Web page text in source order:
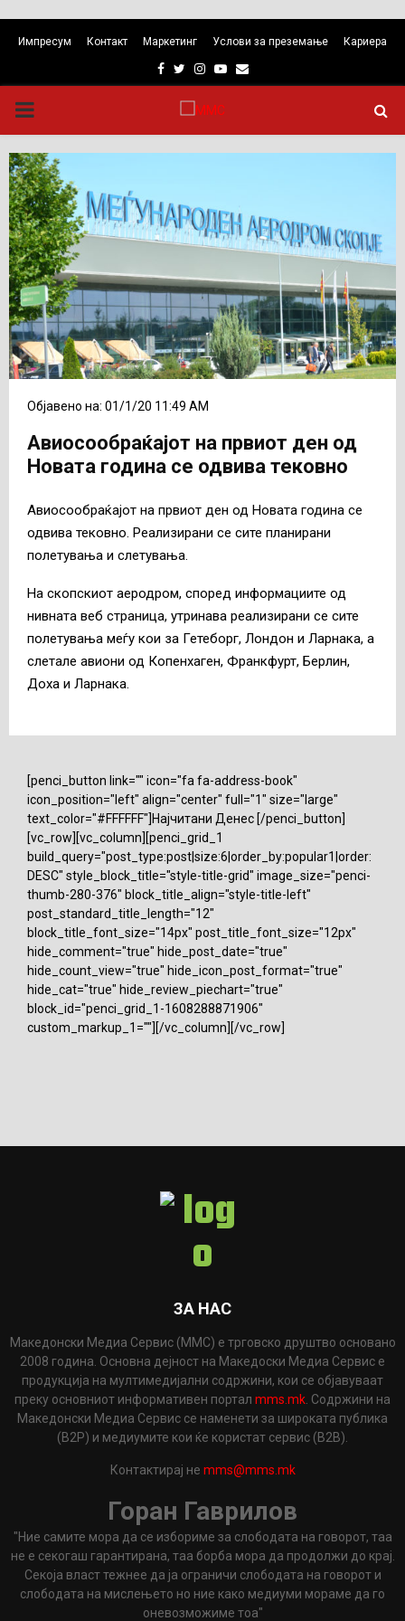
Импресум Контакт Маркетинг Услови за преземање Кариера
Facebook
TwitterInstagram
Youtube
Email
PRIMARY
MENU
Објавено на: 01/1/20 11:49 AM
Авиосообраќајот на првиот ден од
Новата година се одвива тековно
Авиосообраќајот на првиот ден од Новата година се
одвива тековно. Реализирани се сите планирани
полетувања и слетувања.
На скопскиот аеродром, според информациите од
нивната веб страница, утринава реализирани се сите
полетувања меѓу кои за Гетеборг, Лондон и Ларнака, а
слетале авиони од Копенхаген, Франкфурт, Берлин,
Доха и Ларнака.
[penci_button link="" icon="fa fa-address-book"
icon_position="left" align="center" full="1" size="large"
text_color="#FFFFFF"]Најчитани Денес [/penci_button]
[vc_row][vc_column][penci_grid_1
build_query="post_type:post|size:6|order_by:popular1|order:
DESC" style_block_title="style-title-grid" image_size="penci-
thumb-280-376" block_title_align="style-title-left"
post_standard_title_length="12"
block_title_font_size="14px" post_title_font_size="12px"
hide_comment="true" hide_post_date="true"
hide_count_view="true" hide_icon_post_format="true"
hide_cat="true" hide_review_piechart="true"
block_id="penci_grid_1-1608288871906"
custom_markup_1=""][/vc_column][/vc_row]
ЗА НАС
Македонски Медиа Сервис (ММС) е трговско друштво основано
2008 година. Основна дејност на Македоски Медиа Сервис е
продукција на мултимедијални содржини, кои се објавуваат
преку основниот информативен портал mms.mk . Содржини на
Македонски Медиа Сервис се наменети за широката публика
(B2P) и медиумите кои ќе користат сервис (B2B).
Контактирај не mms@mms.mk
Горан Гаврилов
"Ние самите мора да се избориме за слободата на говорот, таа
не е секогаш гарантирана, таа борба мора да продолжи до крај.
Секоја власт тежнее да ја ограничи слободата на говорот и
слободата на мислењето но ние како медиуми мораме да го
оневозможиме тоа"